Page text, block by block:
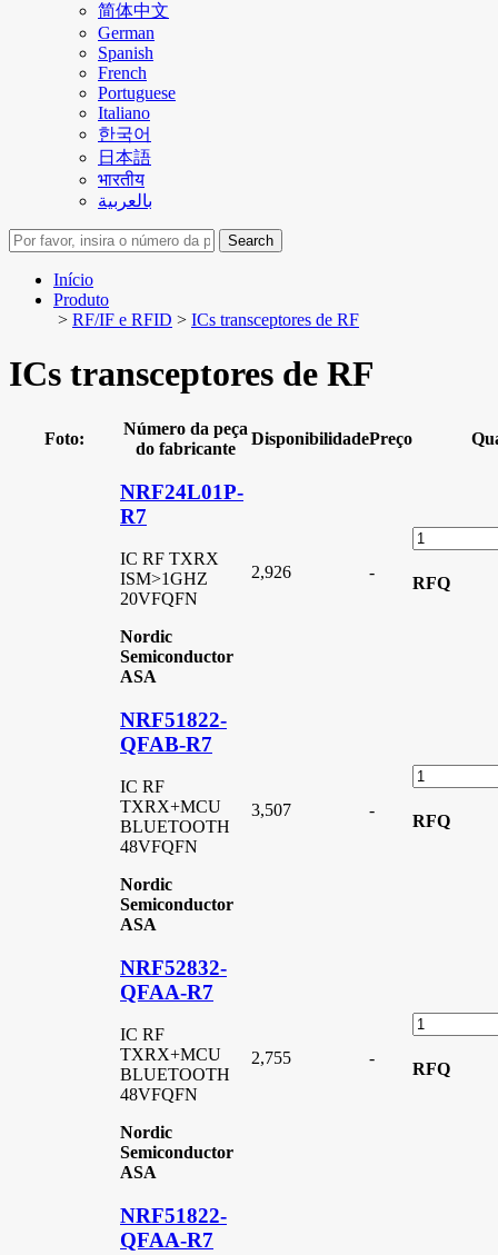
简体中文
German
Spanish
French
Portuguese
Italiano
한국어
日本語
भारतीय
بالعربية
Search
Início
Produto
> RF/IF e RFID > ICs transceptores de RF
ICs transceptores de RF
Foto:
Número da peça
do fabricante
DisponibilidadePreço
NRF24L01P-
R7
IC RF TXRX
ISM>1GHZ
20VFQFN
Nordic
Semiconductor
ASA
2,926 -
RFQ
NRF51822-
QFAB-R7
IC RF
TXRX+MCU
BLUETOOTH
48VFQFN
Nordic
Semiconductor
ASA
3,507 -
RFQ
NRF52832-
QFAA-R7
IC RF
TXRX+MCU
BLUETOOTH
48VFQFN
Nordic
Semiconductor
ASA
2,755 -
RFQ
NRF51822-
QFAA-R7